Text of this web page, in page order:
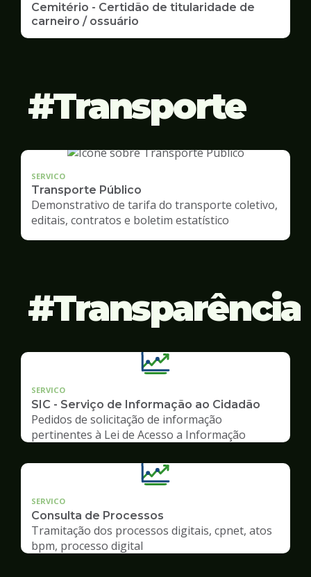
Cemitério - Certidão de titularidade de
carneiro / ossuário
Transporte
SERVICO
Transporte Público
Demonstrativo de tarifa do transporte coletivo,
editais, contratos e boletim estatístico
Transparência
SERVICO
SIC - Serviço de Informação ao Cidadão
Pedidos de solicitação de informação
pertinentes à Lei de Acesso a Informação
SERVICO
Consulta de Processos
Tramitação dos processos digitais, cpnet, atos
bpm, processo digital